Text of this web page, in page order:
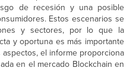
de recesión y una posible
Estos escenarios se
y sectores, por lo que la
y oportuna es más importante
el informe proporciona
en el mercado Blockchain en